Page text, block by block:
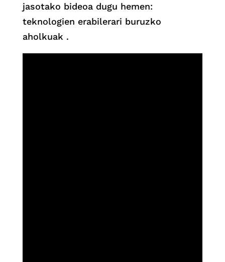
jasotako bideoa dugu hemen:
teknologien erabilerari buruzko
aholkuak .